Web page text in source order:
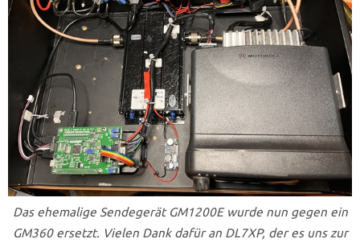
Das ehemalige Sendegerät GM1200E wurde nun gegen ein
GM360 ersetzt. Vielen Dank dafür an DL7XP, der es uns zur